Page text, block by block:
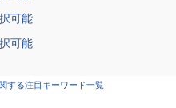
可能
可能
する注目キーワード一覧